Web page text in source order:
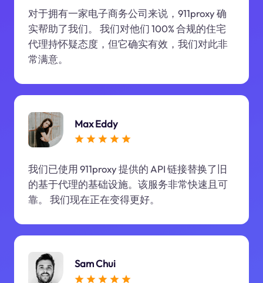
对于拥有一家电子商务公司来说，911proxy 确
实帮助了我们。 我们对他们 100% 合规的住宅
代理持怀疑态度，但它确实有效，我们对此非
常满意。
Max Eddy
我们已使用 911proxy 提供的 API 链接替换了旧
的基于代理的基础设施。该服务非常快速且可
靠。 我们现在正在变得更好。
Sam Chui